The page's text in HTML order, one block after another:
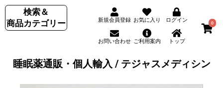
検索＆
商品カテゴリー
新規会員登録 お気に入り ログイン
お問い合わせ ご利用案内 トップ
0
睡眠薬通販・個人輸入 / テジャスメディシン